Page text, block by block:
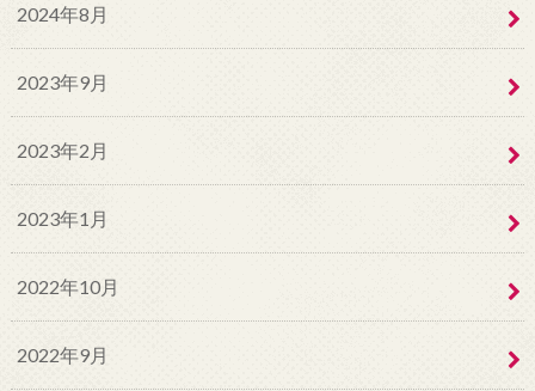
2024年8月
2023年9月
2023年2月
2023年1月
2022年10月
2022年9月